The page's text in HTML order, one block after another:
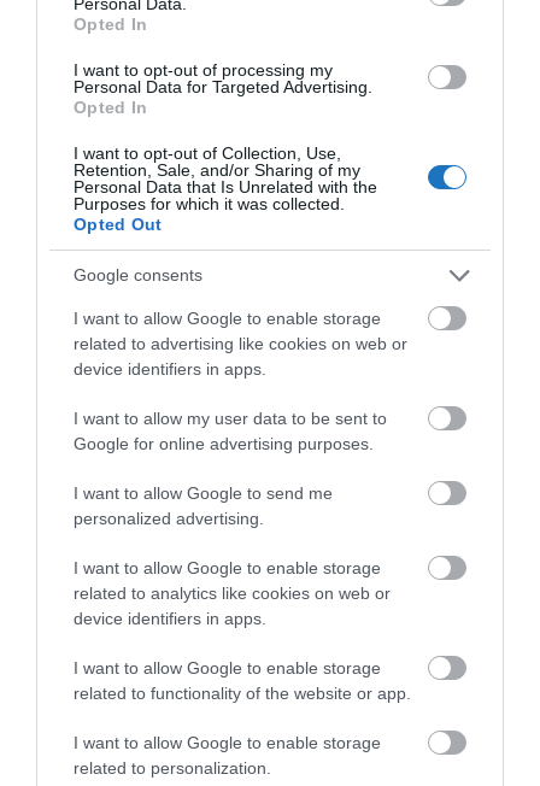
Opted In
I want to opt-out of processing my
Personal Data for Targeted Advertising.
Opted In
I want to opt-out of Collection, Use,
Retention, Sale, and/or Sharing of my
Personal Data that Is Unrelated with the
Purposes for which it was collected.
Opted Out
Google consents
I want to allow Google to enable storage
related to advertising like cookies on web or
device identifiers in apps.
I want to allow my user data to be sent to
Google for online advertising purposes.
I want to allow Google to send me
personalized advertising.
I want to allow Google to enable storage
related to analytics like cookies on web or
device identifiers in apps.
I want to allow Google to enable storage
related to functionality of the website or app.
I want to allow Google to enable storage
related to personalization.
összes bruttó árbevétele
2023-as októberi adatot. A belföldi turisták körében
népszerűSzéchenyi Pihenőkártyával
2024 első tíz hónapjában a vendégéjszakák száma
összesen5,3%-kalemelkedett, elérve a
A belföldi turisták 1,9%-kal, a külföldiek pedig
jelentős, 9%-os növekedést mutattak.